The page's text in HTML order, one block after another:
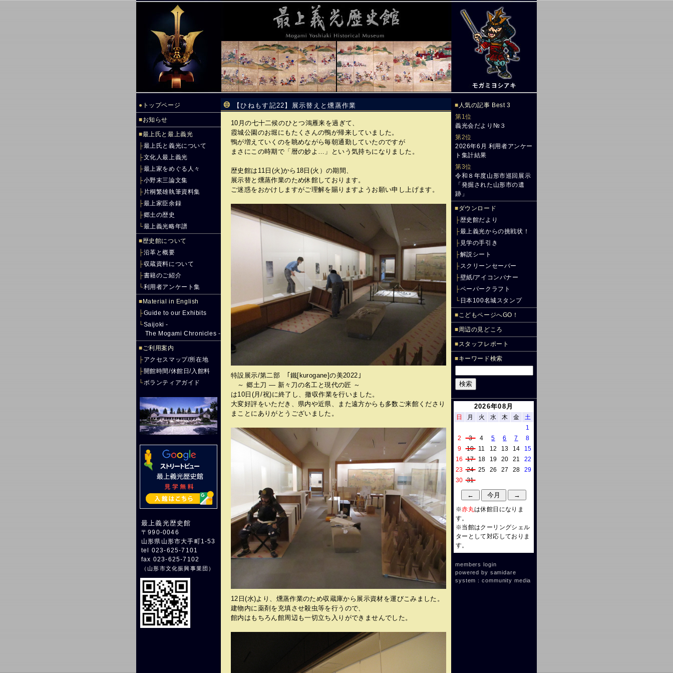
● トップページ
■お知らせ
■最上氏と最上義光
├最上氏と義光について
├文化人最上義光
├最上家をめぐる人々
├小野末三論文集
├ 片桐繁雄執筆資料集
├最上家臣余録
├郷土の歴史
└最上義光略年譜
■歴史館について
├沿革と概要
├収蔵資料について
├書籍のご紹介
└利用者アンケート集
■ Material in English
├Guide to our Exhibits
└Saijoki -
The Mogami Chronicles -
■ご利用案内
├アクセスマップ/所在地
├開館時間/休館日/入館料
└ボランティアガイド
最上義光歴史館
〒990-0046
山形県山形市大手町1-53
tel 023-625-7101
fax 023-625-7102
（山形市文化振興事業団 ）
【ひねもす記22】展示替えと燻蒸作業
10月の七十二候のひとつ鴻雁来を過ぎて、
霞城公園のお堀にもたくさんの鴨が帰来していました。
鴨が増えていくのを眺めながら毎朝通勤していたのですが
まさにこの時期で「暦の妙よ…」という気持ちになりました。
歴史館は11日(火)から18日(火）の期間、
展示替と燻蒸作業のため休館しております。
ご迷惑をおかけしますがご理解を賜りますようお願い申し上げます。
特設展示/第二部 ｢鐵[kurogane]の美2022｣
～ 郷土刀 ― 新々刀の名工と現代の匠 ～
は10日(月/祝)に終了し、撤収作業を行いました。
大変好評をいただき、県内や近県、また遠方からも多数ご来館くださり
まことにありがとうございました。
12日(水)より、燻蒸作業のため収蔵庫から展示資材を運びこみました。
建物内に薬剤を充填させ殺虫等を行うので、
館内はもちろん館周辺も一切立ち入りができませんでした。
■ 人気の記事 Best 3
第1位
義光会だより№３
第2位
2026年6月 利用者アンケー
ト集計結果
第3位
令和８年度山形市巡回展示
「発掘された山形市の遺
跡」
■ダウンロード
├歴史館だより
├最上義光からの挑戦状！
├ 見学の手引き
├解説シート
├スクリーンセーバー
├壁紙/アイコンバナー
├ペーパークラフト
└ 日本100名城スタンプ
■こどもページへGO！
■周辺の見どころ
■スタッフレポート
■キーワード検索
2026年08月
日 月 火 水 木 金
土
1
2
3 4 5 6 7
8
9
10 11 12 13 14
15
16
17 18 19 20 21
22
23 24 25 26 27 28
29
30 31
※赤丸は休館日になりま
す。
※当館はクーリングシェル
ターとして対応しておりま
す。
members login
powered by samidare
system：community media